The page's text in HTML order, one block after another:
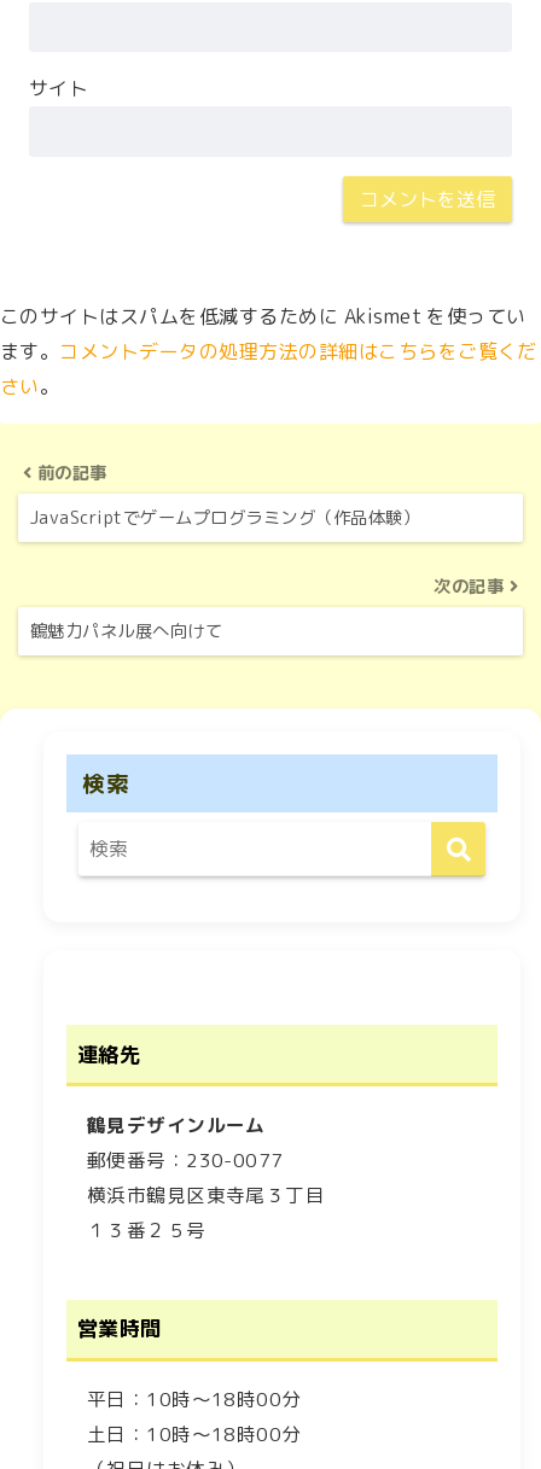
サイト
このサイトはスパムを低減するために Akismet を使ってい
ます。 コメントデータの処理方法の詳細はこちらをご覧くだ
さい。
前の記事
JavaScriptでゲームプログラミング（作品体験）
次の記事
鶴魅力パネル展へ向けて
検索
連絡先
鶴見デザインルーム
郵便番号：230-0077
横浜市鶴見区東寺尾３丁目
１３番２５号
営業時間
平日：10時～18時00分
土日：10時～18時00分